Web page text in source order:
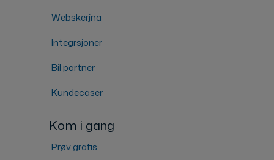
Webskerjna
Integrsjoner
Bil partner
Kundecaser
Kom i gang
Prøv gratis